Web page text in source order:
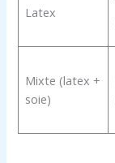
Latex
Mixte (latex +
soie)